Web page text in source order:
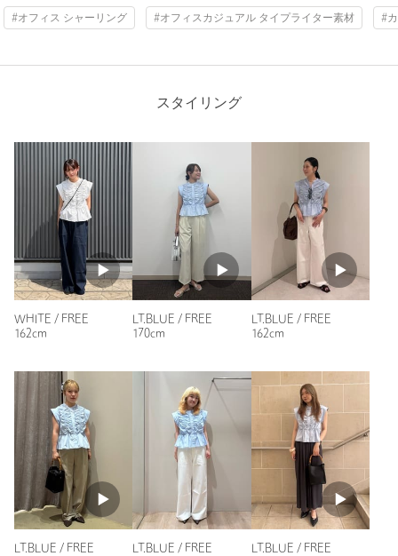
購入サイズ：FREE
｜
購入カラー：LT.BLUE
サイズを購入します。少し、脇にあきがあるのでキャミソール
合わせて着ています。
女性
40代前半
身長：
161cm
普段の着用サイズ：
1人が参考になったと回答
参考になった
※レビューは、個人の主観による感想・体感によるもので、商品の効果や性
能を保証するものではありません。
もっと見る
#オフィス シャーリング #オフィスカジュアル タイプライター素材 #
スタイリング
WHITE / FREE
162cm
LT.BLUE / FREE
170cm
LT.BLUE / FREE
162cm
LT.BLUE / FREE
LT.BLUE / FREE
LT.BLUE / FREE